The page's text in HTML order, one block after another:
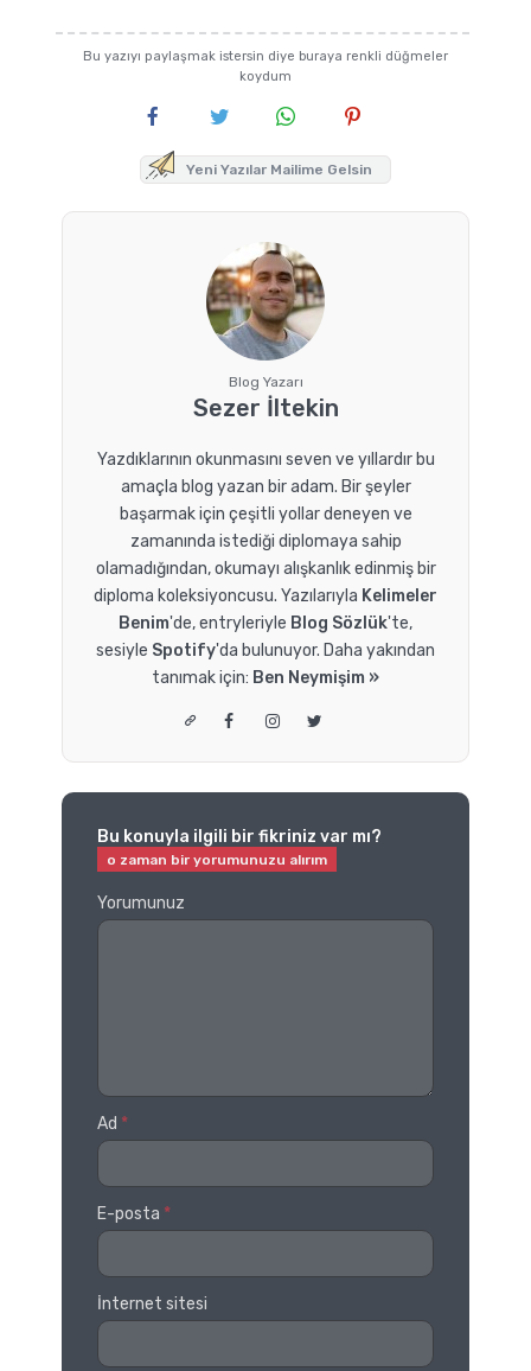
Bu yazıyı paylaşmak istersin diye buraya renkli düğmeler
koydum
Yeni Yazılar Mailime Gelsin
Blog Yazarı
Sezer İltekin
Yazdıklarının okunmasını seven ve yıllardır bu
amaçla blog yazan bir adam. Bir şeyler
başarmak için çeşitli yollar deneyen ve
zamanında istediği diplomaya sahip
olamadığından, okumayı alışkanlık edinmiş bir
diploma koleksiyoncusu. Yazılarıyla Kelimeler
Benim'de, entryleriyle Blog Sözlük'te,
sesiyle Spotify'da bulunuyor. Daha yakından
tanımak için: Ben Neymişim »
Bu konuyla ilgili bir fikriniz var mı?
Yorumunuz
Ad *
E-posta *
İnternet sitesi